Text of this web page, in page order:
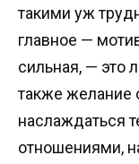
такими уж
главное —
сильная, — это
также желание
наслаждаться
отношениями,